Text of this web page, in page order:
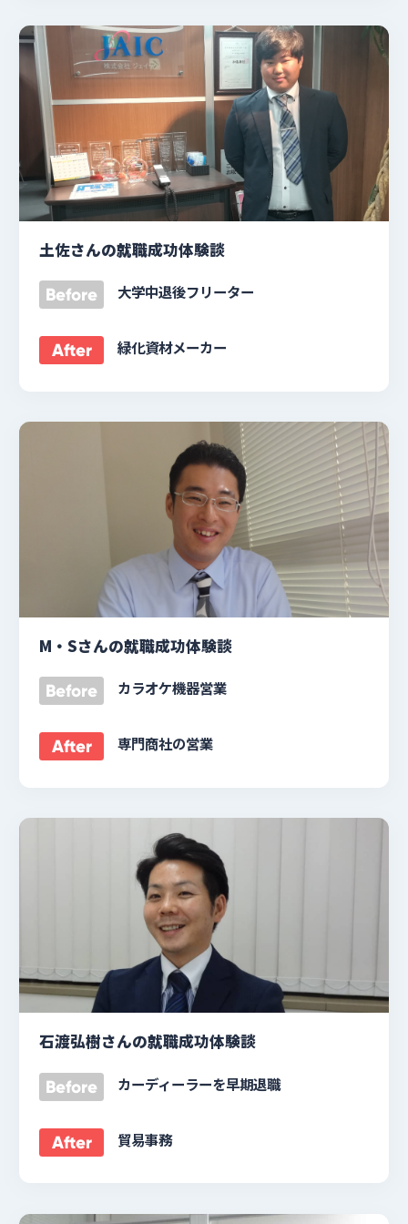
土佐さんの就職成功体験談
Before 大学中退後フリーター
After 緑化資材メーカー
M・Sさんの就職成功体験談
Before カラオケ機器営業
After 専門商社の営業
石渡弘樹さんの就職成功体験談
Before カーディーラーを早期退職
After 貿易事務